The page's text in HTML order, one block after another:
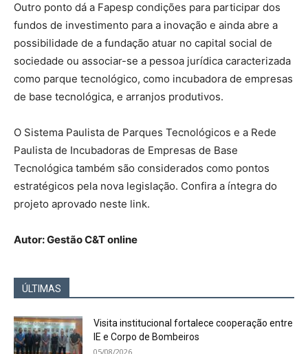
Outro ponto dá a Fapesp condições para participar dos
fundos de investimento para a inovação e ainda abre a
possibilidade de a fundação atuar no capital social de
sociedade ou associar-se a pessoa jurídica caracterizada
como parque tecnológico, como incubadora de empresas
de base tecnológica, e arranjos produtivos.
O Sistema Paulista de Parques Tecnológicos e a Rede
Paulista de Incubadoras de Empresas de Base
Tecnológica também são considerados como pontos
estratégicos pela nova legislação. Confira a íntegra do
projeto aprovado neste link.
Autor: Gestão C&T online
ÚLTIMAS
Visita institucional fortalece cooperação entre
IE e Corpo de Bombeiros
05/08/2026